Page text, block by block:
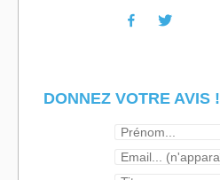
DONNEZ VOTRE AVIS !